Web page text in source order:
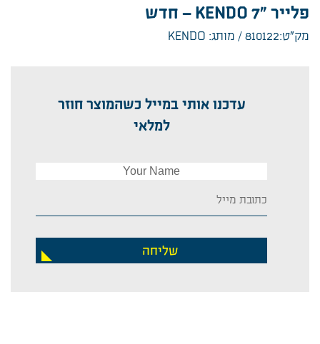
פלייר "KENDO 7 – חדש
מק”ט:810122 מותג: KENDO
עדכנו אותי במייל כשהמוצר חוזר
למלאי
שליחה